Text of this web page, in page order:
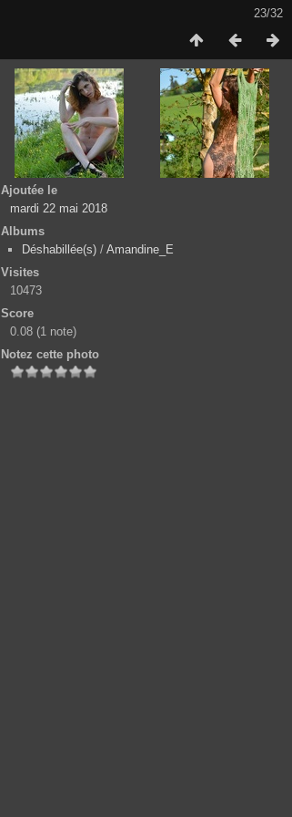
23/32
Ajoutée le
mardi 22 mai 2018
Albums
Déshabillée(s) / Amandine_E
Visites
10473
Score
0.08 (1 note)
Notez cette photo